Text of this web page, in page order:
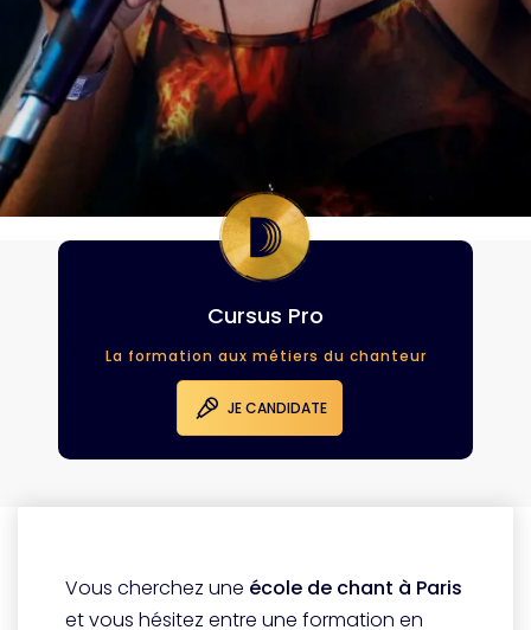
Cursus Pro
La formation aux métiers du chanteur
JE CANDIDATE
Vous cherchez une école de chant à Paris
et vous hésitez entre une formation en